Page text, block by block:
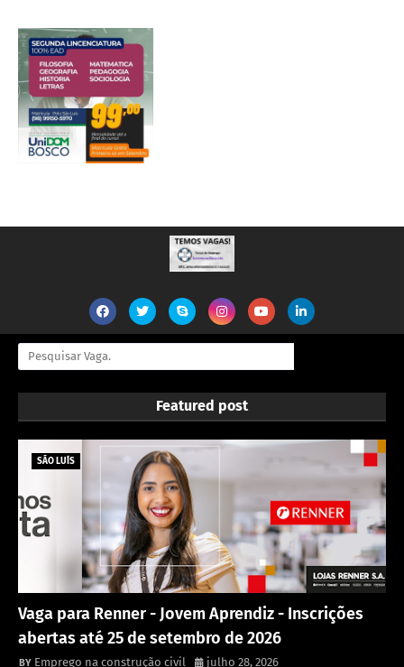
Featured post
SÃO LUÍS
Vaga para Renner - Jovem Aprendiz - Inscrições
abertas até 25 de setembro de 2026
Emprego na construção civil julho 28, 2026